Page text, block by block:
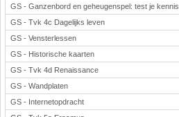
GS - Ganzenbord en geheugenspel: test je kennis
GS - Tvk 4c Dagelijks leven
GS - Vensterlessen
GS - Historische kaarten
GS - Tvk 4d Renaissance
GS - Wandplaten
GS - Internetopdracht